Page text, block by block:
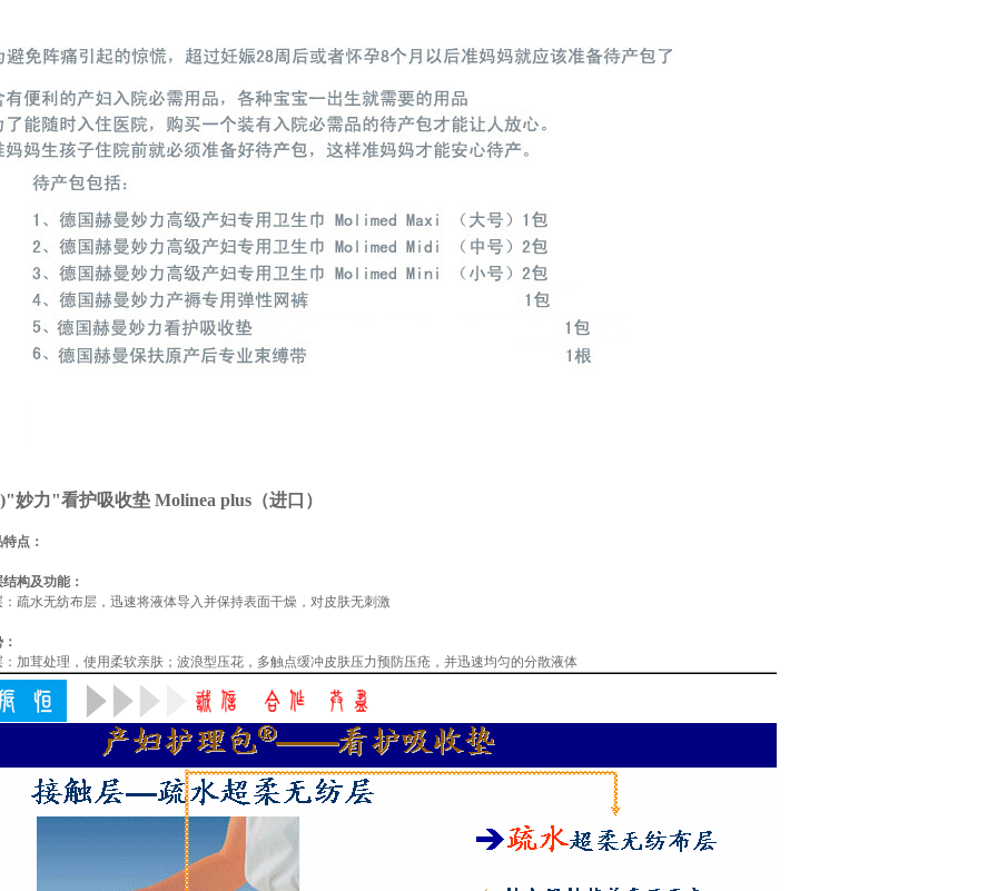
妙力"看护吸收垫 Molinea plus（进口）
点：
构及功能：
：疏水无纺布层，迅速将液体导入并保持表面干燥，对皮肤无刺激
：加茸处理，使用柔软亲肤；波浪型压花，多触点缓冲皮肤压力预防压疮，并迅速均匀的分散液体